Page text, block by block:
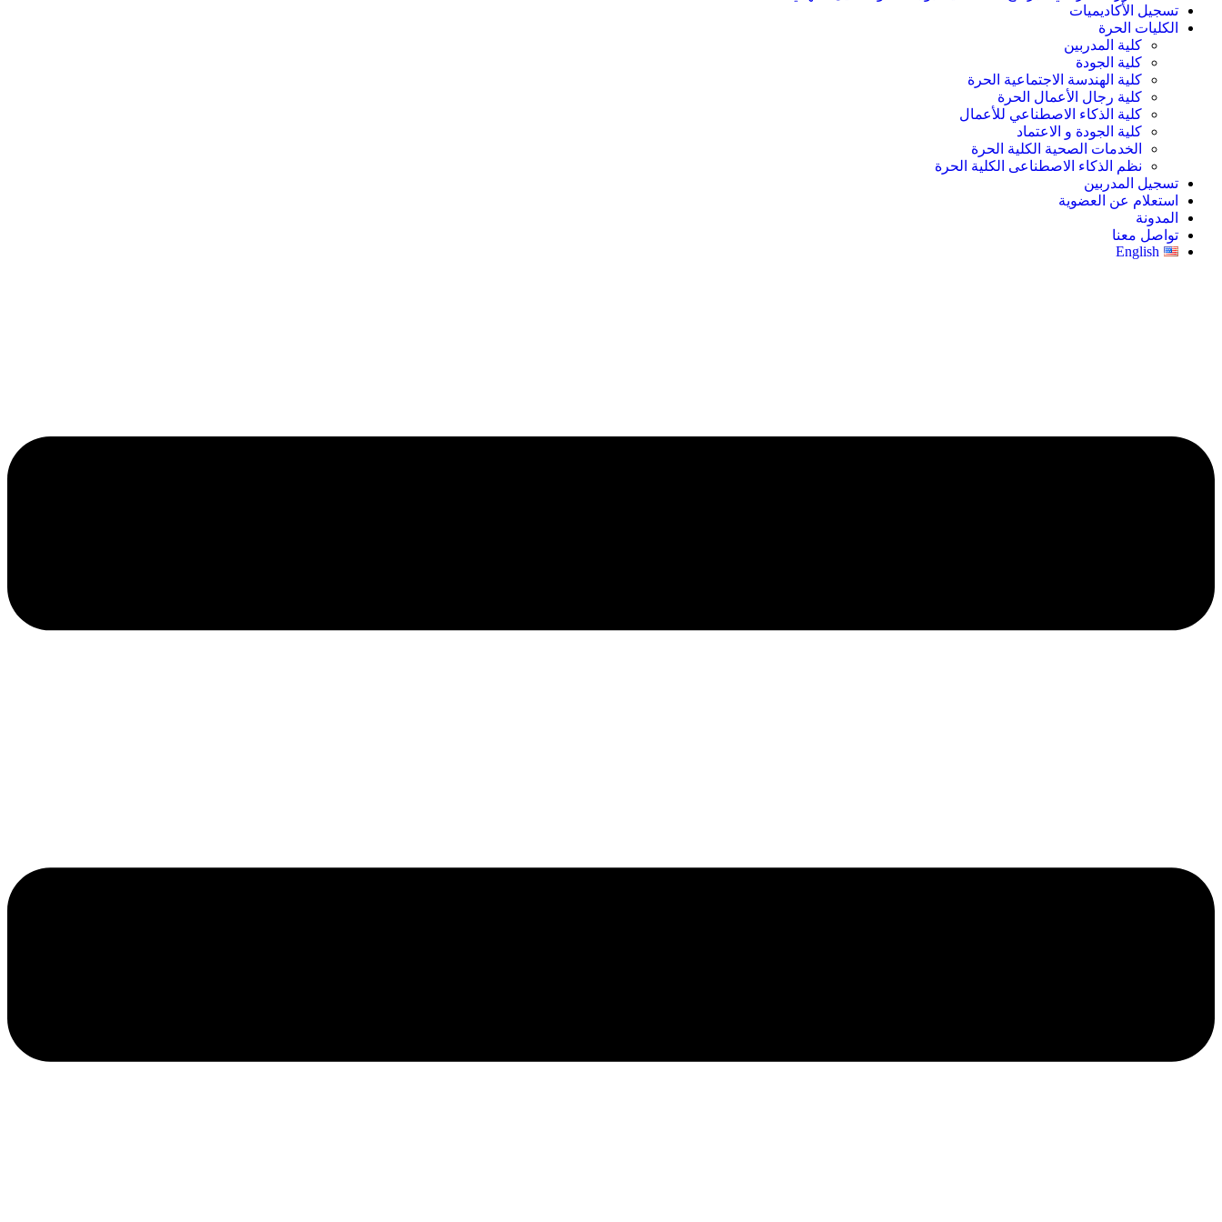
تسجيل الأكاديميات
الكليات الحرة
كلية المدربين
كلية الجودة
كلية الهندسة الاجتماعية الحرة
كلية رجال الأعمال الحرة
كلية الذكاء الاصطناعي للأعمال
كلية الجودة و الاعتماد
الخدمات الصحية الكلية الحرة
نظم الذكاء الاصطناعى الكلية الحرة
تسجيل المدربين
استعلام عن العضوية
المدونة
تواصل معنا
English